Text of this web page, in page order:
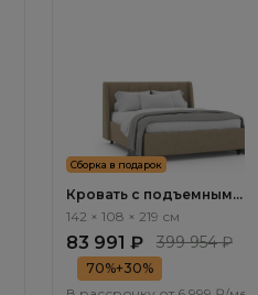
Сборка в подарок
Кровать с подъемным
механизмом Эвора /
142 × 108 × 219 см
83 991 ₽ 399 954 ₽
70%+30%